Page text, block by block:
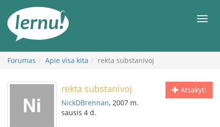
turinį
Forumas Apie visa kita rekta substanivoj
Atsakyti
rekta substanivoj
NickDBrennan, 2007 m.
sausis 4 d.